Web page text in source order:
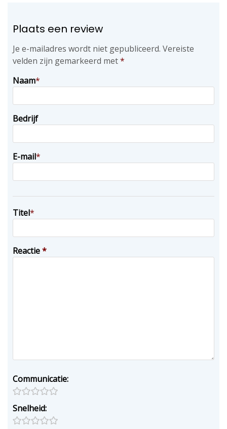
Plaats een review
Je e-mailadres wordt niet gepubliceerd. Vereiste
velden zijn gemarkeerd met*
Naam*
Bedrijf
E-mail*
Titel*
Reactie*
Communicatie:
Snelheid: